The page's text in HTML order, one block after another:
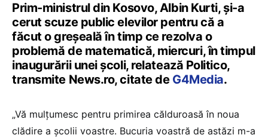
Prim-ministrul din Kosovo, Albin Kurti, şi-a
cerut scuze public elevilor pentru că a
făcut o greşeală în timp ce rezolva o
problemă de matematică, miercuri, în timpul
inaugurării unei şcoli, relatează Politico,
transmite News.ro, citate de G4Media.
„Vă mulţumesc pentru primirea călduroasă în noua
clădire a şcolii voastre. Bucuria voastră de astăzi m-a